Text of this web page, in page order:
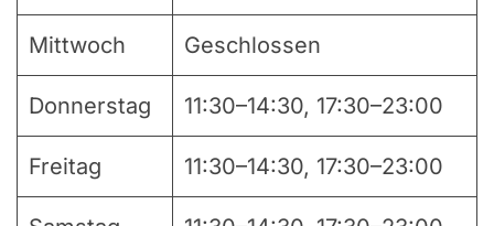
Mittwoch Geschlossen
Donnerstag 11:30–14:30, 17:30–23:00
Freitag 11:30–14:30, 17:30–23:00